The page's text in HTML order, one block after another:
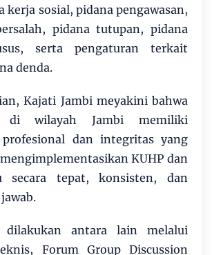
kerja sosial, pidana pengawasan,
pidana tutupan, pidana
serta pengaturan terkait
denda.
Kajati Jambi meyakini bahwa
di wilayah Jambi memiliki
profesional dan integritas yang
KUHP dan
secara tepat, konsisten, dan
dilakukan antara lain melalui
Forum Group Discussion